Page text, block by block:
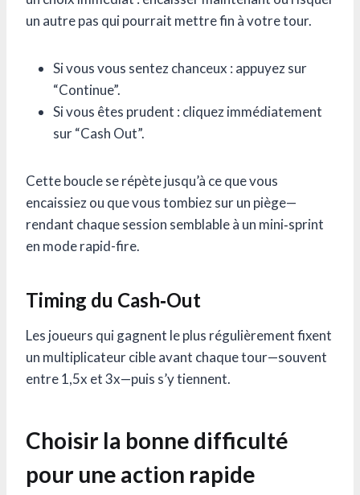
un autre pas qui pourrait mettre fin à votre tour.
Si vous vous sentez chanceux : appuyez sur
“Continue”.
Si vous êtes prudent : cliquez immédiatement
sur “Cash Out”.
Cette boucle se répète jusqu’à ce que vous
encaissiez ou que vous tombiez sur un piège—
rendant chaque session semblable à un mini‑sprint
en mode rapid-fire.
Timing du Cash‑Out
Les joueurs qui gagnent le plus régulièrement fixent
un multiplicateur cible avant chaque tour—souvent
entre 1,5x et 3x—puis s’y tiennent.
Choisir la bonne difficulté
pour une action rapide